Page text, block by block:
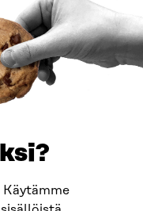
Käytämme